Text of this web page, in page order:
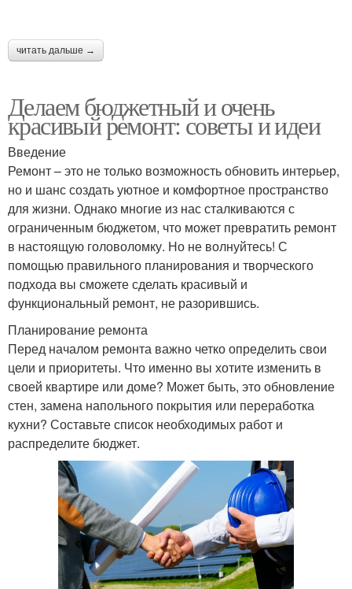
читать дальше →
Делаем бюджетный и очень
красивый ремонт: советы и идеи
Введение
Ремонт – это не только возможность обновить интерьер,
но и шанс создать уютное и комфортное пространство
для жизни. Однако многие из нас сталкиваются с
ограниченным бюджетом, что может превратить ремонт
в настоящую головоломку. Но не волнуйтесь! С
помощью правильного планирования и творческого
подхода вы сможете сделать красивый и
функциональный ремонт, не разорившись.
Планирование ремонта
Перед началом ремонта важно четко определить свои
цели и приоритеты. Что именно вы хотите изменить в
своей квартире или доме? Может быть, это обновление
стен, замена напольного покрытия или переработка
кухни? Составьте список необходимых работ и
распределите бюджет.